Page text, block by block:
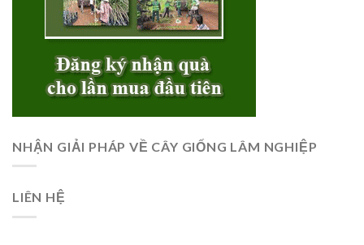
NHẬN GIẢI PHÁP VỀ CÂY GIỐNG LÂM NGHIỆP
LIÊN HỆ